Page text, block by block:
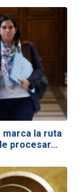
marca la ruta
procesar…